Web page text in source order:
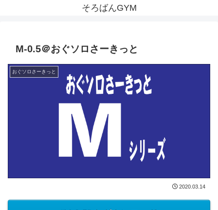
そろばんGYM
M-0.5＠おぐソロさーきっと
おぐソロさーきっと
2020.03.14